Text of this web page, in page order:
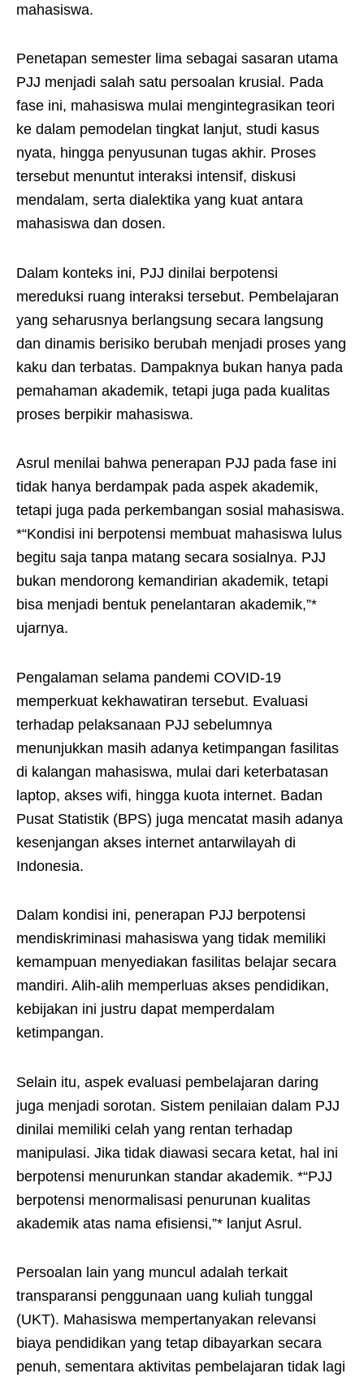
mahasiswa.
Penetapan semester lima sebagai sasaran utama
PJJ menjadi salah satu persoalan krusial. Pada
fase ini, mahasiswa mulai mengintegrasikan teori
ke dalam pemodelan tingkat lanjut, studi kasus
nyata, hingga penyusunan tugas akhir. Proses
tersebut menuntut interaksi intensif, diskusi
mendalam, serta dialektika yang kuat antara
mahasiswa dan dosen.
Dalam konteks ini, PJJ dinilai berpotensi
mereduksi ruang interaksi tersebut. Pembelajaran
yang seharusnya berlangsung secara langsung
dan dinamis berisiko berubah menjadi proses yang
kaku dan terbatas. Dampaknya bukan hanya pada
pemahaman akademik, tetapi juga pada kualitas
proses berpikir mahasiswa.
Asrul menilai bahwa penerapan PJJ pada fase ini
tidak hanya berdampak pada aspek akademik,
tetapi juga pada perkembangan sosial mahasiswa.
*“Kondisi ini berpotensi membuat mahasiswa lulus
begitu saja tanpa matang secara sosialnya. PJJ
bukan mendorong kemandirian akademik, tetapi
bisa menjadi bentuk penelantaran akademik,”*
ujarnya.
Pengalaman selama pandemi COVID-19
memperkuat kekhawatiran tersebut. Evaluasi
terhadap pelaksanaan PJJ sebelumnya
menunjukkan masih adanya ketimpangan fasilitas
di kalangan mahasiswa, mulai dari keterbatasan
laptop, akses wifi, hingga kuota internet. Badan
Pusat Statistik (BPS) juga mencatat masih adanya
kesenjangan akses internet antarwilayah di
Indonesia.
Dalam kondisi ini, penerapan PJJ berpotensi
mendiskriminasi mahasiswa yang tidak memiliki
kemampuan menyediakan fasilitas belajar secara
mandiri. Alih-alih memperluas akses pendidikan,
kebijakan ini justru dapat memperdalam
ketimpangan.
Selain itu, aspek evaluasi pembelajaran daring
juga menjadi sorotan. Sistem penilaian dalam PJJ
dinilai memiliki celah yang rentan terhadap
manipulasi. Jika tidak diawasi secara ketat, hal ini
berpotensi menurunkan standar akademik. *“PJJ
berpotensi menormalisasi penurunan kualitas
akademik atas nama efisiensi,”* lanjut Asrul.
Persoalan lain yang muncul adalah terkait
transparansi penggunaan uang kuliah tunggal
(UKT). Mahasiswa mempertanyakan relevansi
biaya pendidikan yang tetap dibayarkan secara
penuh, sementara aktivitas pembelajaran tidak lagi